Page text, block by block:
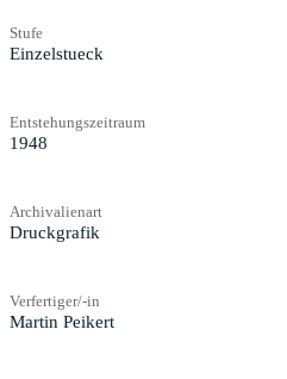
Stufe
Einzelstueck
Entstehungszeitraum
1948
Archivalienart
Druckgrafik
Verfertiger/-in
Martin Peikert